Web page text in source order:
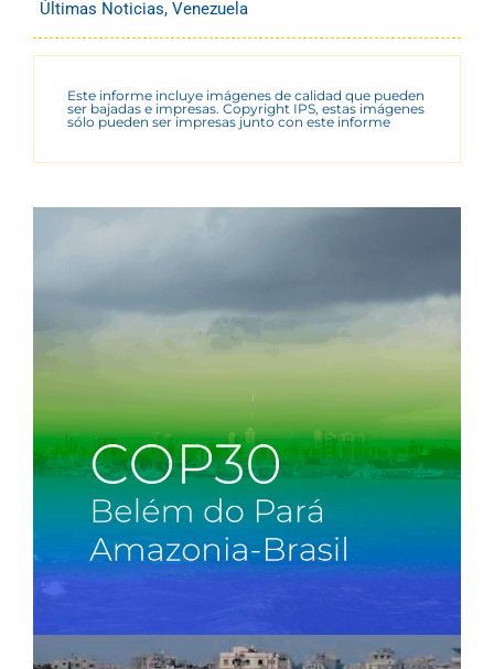
Últimas Noticias, Venezuela
Este informe incluye imágenes de calidad que pueden
ser bajadas e impresas. Copyright IPS, estas imágenes
sólo pueden ser impresas junto con este informe